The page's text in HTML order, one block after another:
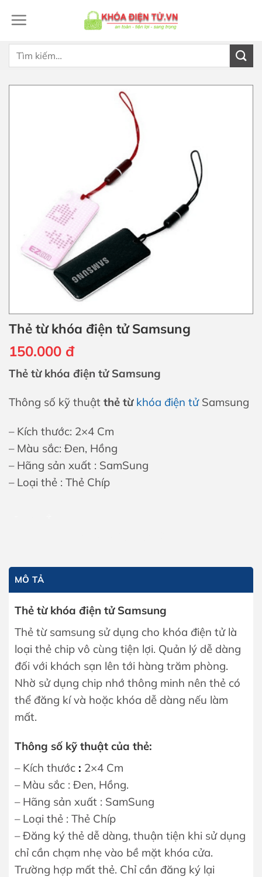
qua
dung
Tìm
Thẻ từ khóa điện tử Samsung
150.000 đ
Thẻ từ khóa điện tử Samsung
Thông số kỹ thuật thẻ từ khóa điện tửSamsung
– Kích thước: 2×4 Cm
– Màu sắc: Đen, Hồng
– Hãng sản xuất : SamSung
– Loại thẻ : Thẻ Chíp
MÔ TẢ
Thẻ từ khóa điện tử Samsung
Thẻ từ samsung sử dụng cho khóa điện tử là
loại thẻ chip vô cùng tiện lợi. Quản lý dễ dàng
đối với khách sạn lên tới hàng trăm phòng.
Nhờ sử dụng chip nhớ thông minh nên thẻ có
thể đăng kí và hoặc khóa dễ dàng nếu làm
mất.
Thông số kỹ thuật của thẻ:
– Kích thước : 2×4 Cm
– Màu sắc : Đen, Hồng.
– Hãng sản xuất : SamSung
– Loại thẻ : Thẻ Chíp
– Đăng ký thẻ dễ dàng, thuận tiện khi sử dụng
chỉ cần chạm nhẹ vào bề mặt khóa cửa.
Trường hợp mất thẻ. Chỉ cần đăng ký lại